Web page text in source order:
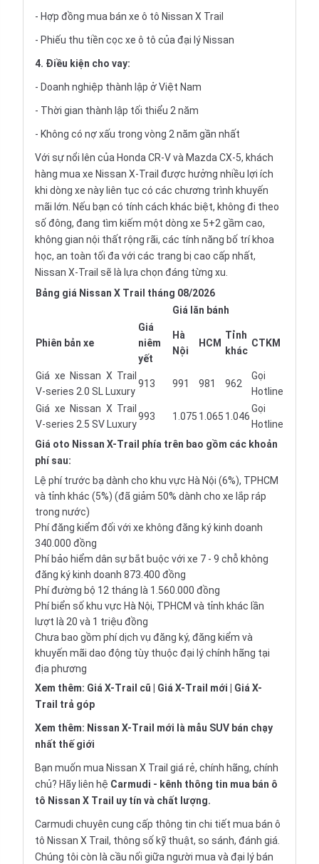
- Hợp đồng mua bán xe ô tô Nissan X Trail
- Phiếu thu tiền cọc xe ô tô của đại lý Nissan
4. Điều kiện cho vay:
- Doanh nghiệp thành lập ở Việt Nam
- Thời gian thành lập tối thiểu 2 năm
- Không có nợ xấu trong vòng 2 năm gần nhất
Với sự nổi lên của Honda CR-V và Mazda CX-5, khách
hàng mua xe Nissan X-Trail được hưởng nhiều lợi ích
khi dòng xe này liên tục có các chương trình khuyến
mãi lớn. Nếu bạn có tính cách khác biệt, không đi theo
số đông, đang tìm kiếm một dòng xe 5+2 gầm cao,
không gian nội thất rộng rãi, các tính năng bố trí khoa
học, an toàn tối đa với các trang bị cao cấp nhất,
Nissan X-Trail sẽ là lựa chọn đáng từng xu.
Bảng giá Nissan X Trail tháng 08/2026
Giá lăn bánh
Phiên bản xe
Giá
niêm
yết
Hà
Nội
HCM
Tỉnh
khác
CTKM
Giá xe Nissan X Trail
V-series 2.0 SL Luxury
913 991 981 962
Gọi
Hotline
Giá xe Nissan X Trail
V-series 2.5 SV Luxury
993 1.075 1.065 1.046
Gọi
Hotline
Giá oto Nissan X-Trail phía trên bao gồm các khoản
phí sau:
Lệ phí trước bạ dành cho khu vực Hà Nội (6%), TPHCM
và tỉnh khác (5%) (đã giảm 50% dành cho xe lắp ráp
trong nước)
Phí đăng kiểm đối với xe không đăng ký kinh doanh
340.000 đồng
Phí bảo hiểm dân sự bắt buộc với xe 7 - 9 chỗ không
đăng ký kinh doanh 873.400 đồng
Phí đường bộ 12 tháng là 1.560.000 đồng
Phí biển số khu vực Hà Nội, TPHCM và tỉnh khác lần
lượt là 20 và 1 triệu đồng
Chưa bao gồm phí dịch vụ đăng ký, đăng kiểm và
khuyến mãi dao động tùy thuộc đại lý chính hãng tại
địa phương
Xem thêm: Giá X-Trail cũ Giá X-Trail mới
Giá X-
Trail trả góp
Xem thêm: Nissan X-Trail mới là mẫu SUV bán chạy
nhất thế giới
Bạn muốn mua Nissan X Trail giá rẻ, chính hãng, chính
chủ? Hãy liên hệ Carmudi - kênh thông tin mua bán ô
tô Nissan X Trail uy tín và chất lượng.
Carmudi chuyên cung cấp thông tin chi tiết mua bán ô
tô Nissan X Trail, thông số kỹ thuật, so sánh, đánh giá.
Chúng tôi còn là cầu nối giữa người mua và đại lý bán